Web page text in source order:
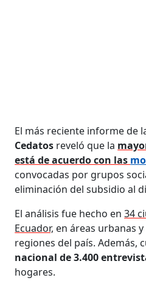
El más reciente informe de
Cedatos reveló que la
está de acuerdo con las
convocadas por grupos
eliminación del subsidio al
El análisis fue hecho en34
Ecuador, en áreas urbanas
regiones del país. Además,
nacional de 3.400
hogares.